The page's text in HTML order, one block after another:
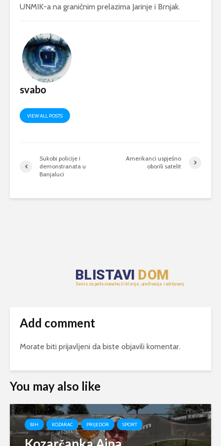
UNMIK-a na graničnim prelazima Jarinje i Brnjak.
svabo
VIEW ALL POSTS
Sukobi policije i
demonstranata u
Banjaluci
Amerikanci uspješno
oborili satelit
Add comment
Morate biti prijavljeni da biste objavili komentar.
You may also like
BIH KOZARAC PRIJEDOR SPORT